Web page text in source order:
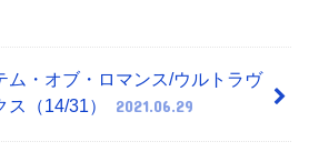
ム・オブ・ロマンス/ウルトラヴ
ス（14/31）
2021.06.29